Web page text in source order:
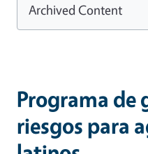
Programa de
riesgos para
Archived Content